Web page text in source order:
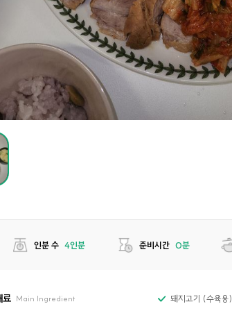
인분 수 4인분 준비시간 0분
료 Main Ingredient
돼지고기 (수육용)